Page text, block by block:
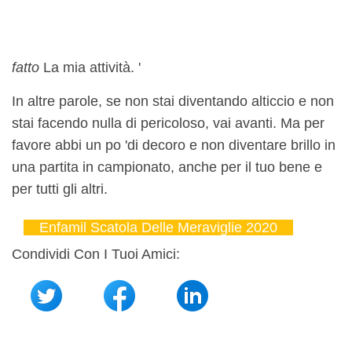
fatto La mia attività. '
In altre parole, se non stai diventando alticcio e non
stai facendo nulla di pericoloso, vai avanti. Ma per
favore abbi un po 'di decoro e non diventare brillo in
una partita in campionato, anche per il tuo bene e
per tutti gli altri.
Enfamil Scatola Delle Meraviglie 2020
Condividi Con I Tuoi Amici: